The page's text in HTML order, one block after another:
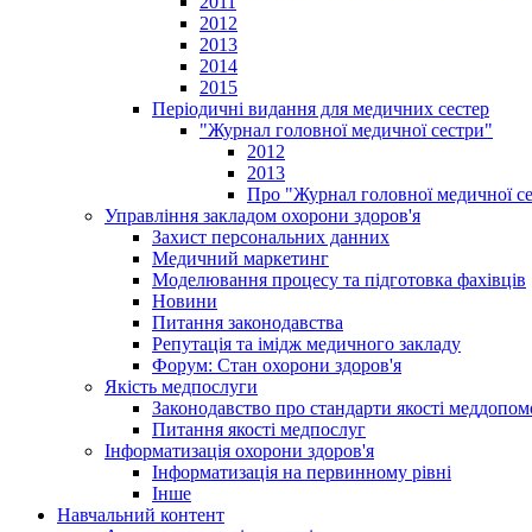
2012
2013
2014
2015
Періодичні видання для медичних сестер
"Журнал головної медичної сестри"
2012
2013
Про "Журнал головної медичної
Управління закладом охорони здоров'я
Захист персональних данних
Медичний маркетинг
Моделювання процесу та підготовка фахівців
Новини
Питання законодавства
Репутація та імідж медичного закладу
Форум: Стан охорони здоров'я
Якість медпослуги
Законодавство про стандарти якості
Питання якості медпослуг
Інформатизація охорони здоров'я
Інформатизація на первинному рівні
Інше
Навчальний контент